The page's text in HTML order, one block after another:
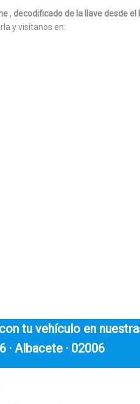
, decodificado de la llave desde el
y visítanos en:
tu vehículo en
· Albacete · 02006